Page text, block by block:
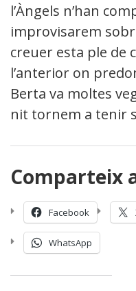
l’Àngels n’han
improvisarem
creuer esta ple de
l’anterior on
Berta va moltes
nit tornem a tenir
Comparteix
Facebook
WhatsApp